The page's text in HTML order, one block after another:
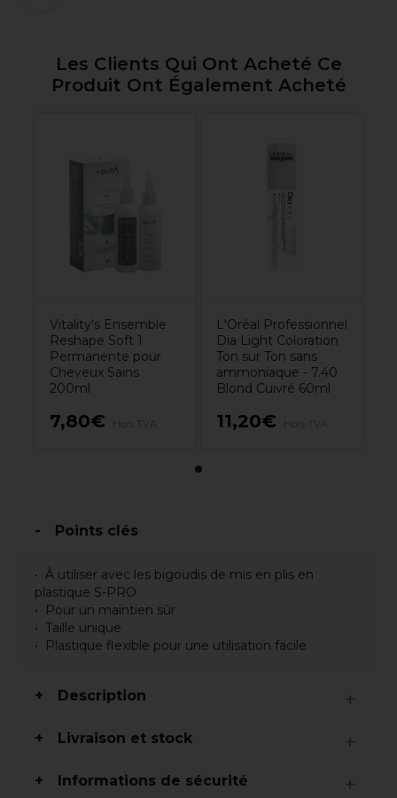
Les Clients Qui Ont Acheté Ce
Produit Ont Également Acheté
Vitality's Ensemble
Reshape Soft 1
Permanente pour
Cheveux Sains
200ml
7,80€
L'Oréal Professionnel
Dia Light Coloration
Ton sur Ton sans
ammoniaque - 7.40
Blond Cuivré 60ml
11,20€
Points clés
À utiliser avec les bigoudis de mis en plis en
plastique S-PRO
Pour un maintien sûr
Taille unique
Plastique flexible pour une utilisation facile
Description
Livraison et stock
Informations de sécurité